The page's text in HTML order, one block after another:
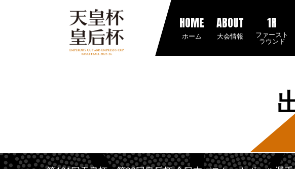
HOME
ホーム
ABOUT
大会情報
1R
ファースト
ラウンド